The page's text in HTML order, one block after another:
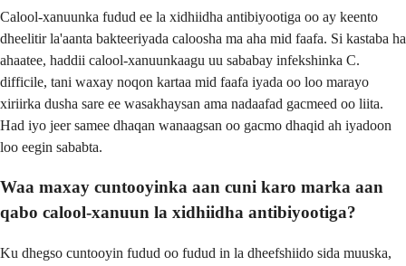
Calool-xanuunka fudud ee la xidhiidha antibiyootiga oo ay keento
dheelitir la'aanta bakteeriyada caloosha ma aha mid faafa. Si kastaba ha
ahaatee, haddii calool-xanuunkaagu uu sababay infekshinka C.
difficile, tani waxay noqon kartaa mid faafa iyada oo loo marayo
xiriirka dusha sare ee wasakhaysan ama nadaafad gacmeed oo liita.
Had iyo jeer samee dhaqan wanaagsan oo gacmo dhaqid ah iyadoon
loo eegin sababta.
Waa maxay cuntooyinka aan cuni karo marka aan
qabo calool-xanuun la xidhiidha antibiyootiga?
Ku dhegso cuntooyin fudud oo fudud in la dheefshiido sida muuska,